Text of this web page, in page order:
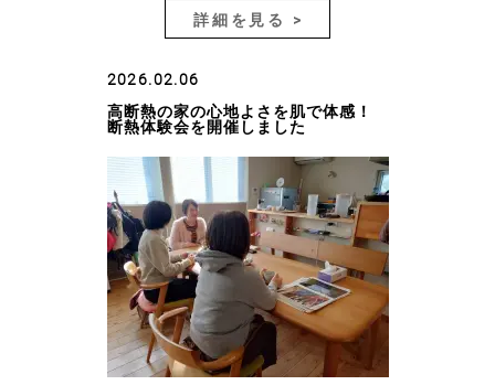
詳細を見る >
2026.02.06
高断熱の家の心地よさを肌で体感！
断熱体験会を開催しました